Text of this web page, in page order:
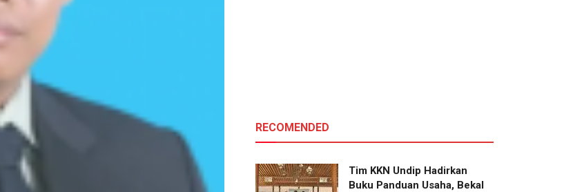
RECOMENDED
Tim KKN Undip Hadirkan
Buku Panduan Usaha, Bekal